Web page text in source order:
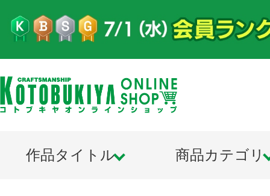
作品タイトル 商品カテゴリ